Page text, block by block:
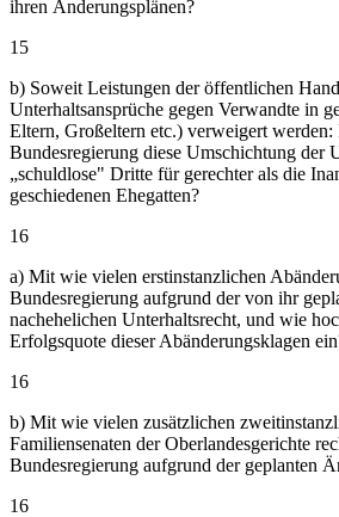
ihren Änderungsplänen?
15
b) Soweit Leistungen der öffentlichen
Unterhaltsansprüche gegen Verwandte in
Eltern, Großeltern etc.) verweigert
Bundesregierung diese Umschichtung der
„schuldlose" Dritte für gerechter als die
geschiedenen Ehegatten?
16
a) Mit wie vielen erstinstanzlichen
Bundesregierung aufgrund der von ihr
nachehelichen Unterhaltsrecht, und wie
Erfolgsquote dieser Abänderungsklagen
16
b) Mit wie vielen zusätzlichen
Familiensenaten der Oberlandesgerichte
Bundesregierung aufgrund der geplanten
16